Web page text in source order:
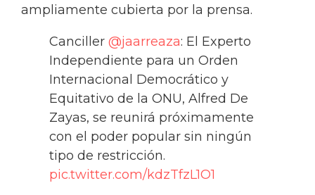
ampliamente cubierta por la prensa.
Canciller @jaarreaza: El Experto
Independiente para un Orden
Internacional Democrático y
Equitativo de la ONU, Alfred De
Zayas, se reunirá próximamente
con el poder popular sin ningún
tipo de restricción.
pic.twitter.com/kdzTfzL1O1